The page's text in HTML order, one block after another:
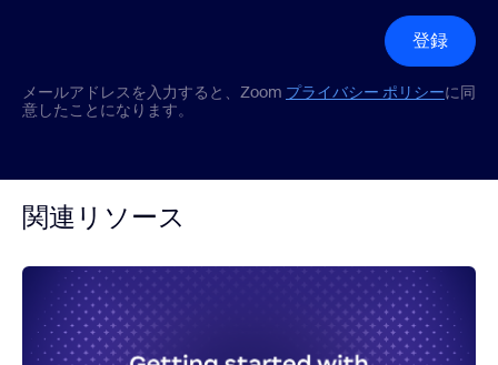
登録
メールアドレスを入力すると、Zoom プライバシー ポリシーに同
意したことになります。
関連リソース